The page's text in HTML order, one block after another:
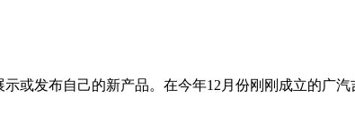
或发布自己的新产品。在今年12月份刚刚成立的广